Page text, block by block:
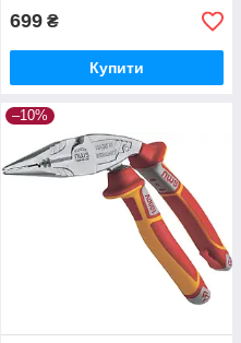
699 ₴
Купити
–10%